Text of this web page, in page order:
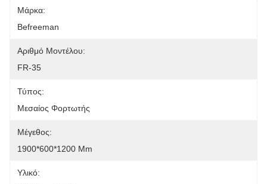
Μάρκα:
Befreeman
Αριθμό Μοντέλου:
FR-35
Τύπος:
Μεσαίος Φορτωτής
Μέγεθος:
1900*600*1200 Mm
Υλικό: